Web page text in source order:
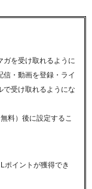
ガを受け取れるように
・動画を登録・ライ
で受け取れるようにな
料）後に設定するこ
ポイントが獲得でき